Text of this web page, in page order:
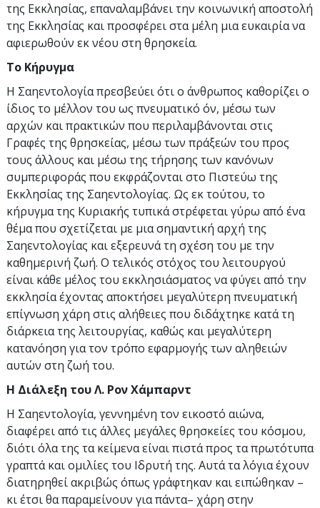
της Εκκλησίας, επαναλαμβάνει την κοινωνική αποστολή
της Εκκλησίας και προσφέρει στα μέλη μια ευκαιρία να
αφιερωθούν εκ νέου στη θρησκεία.
Το Κήρυγμα
Η Σαηεντολογία πρεσβεύει ότι ο άνθρωπος καθορίζει ο
ίδιος το μέλλον του ως πνευματικό όν, μέσω των
αρχών και πρακτικών που περιλαμβάνονται στις
Γραφές της θρησκείας, μέσω των πράξεών του προς
τους άλλους και μέσω της τήρησης των κανόνων
συμπεριφοράς που εκφράζονται στο Πιστεύω της
Εκκλησίας της Σαηεντολογίας. Ως εκ τούτου, το
κήρυγμα της Κυριακής τυπικά στρέφεται γύρω από ένα
θέμα που σχετίζεται με μια σημαντική αρχή της
Σαηεντολογίας και εξερευνά τη σχέση του με την
καθημερινή ζωή. Ο τελικός στόχος του λειτουργού
είναι κάθε μέλος του εκκλησιάσματος να φύγει από την
εκκλησία έχοντας αποκτήσει μεγαλύτερη πνευματική
επίγνωση χάρη στις αλήθειες που διδάχτηκε κατά τη
διάρκεια της λειτουργίας, καθώς και μεγαλύτερη
κατανόηση για τον τρόπο εφαρμογής των αληθειών
αυτών στη ζωή του.
Η Διάλεξη του Λ. Ρον Χάμπαρντ
Η Σαηεντολογία, γεννημένη τον εικοστό αιώνα,
διαφέρει από τις άλλες μεγάλες θρησκείες του κόσμου,
διότι όλα της τα κείμενα είναι πιστά προς τα πρωτότυπα
γραπτά και ομιλίες του Ιδρυτή της. Αυτά τα λόγια έχουν
διατηρηθεί ακριβώς όπως γράφτηκαν και ειπώθηκαν –
κι έτσι θα παραμείνουν για πάντα– χάρη στην